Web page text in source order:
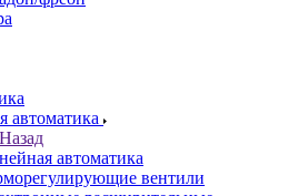
автоматика
Назад
автоматика
вентили